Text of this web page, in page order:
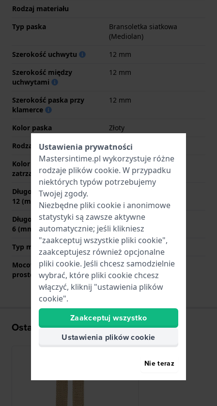
Rodzaj materiału
Typ paska
Bransoletka siatkowa
(Mediolan)
Szerokość uchwytu
12 mm
Szerokość między
uchwytami
12 mm
Szerokość paska przy
klamerce
12 mm
Kolor paska
Złoty
Rodzaj zapięcia
Zapięcie milanese
Kolor zapięcia
zatrzaskowego
Złoty
Długość paska na godzinie
12 (mm)
Długość paska na godzinie
6 (mm)
110 mm
Typ mocowania
Kołki sprężyste
Mocowanie za pomocą
prostego bolca
Tak
Ostatnio oglądane
Ustawienia prywatności
Mastersintime.pl wykorzystuje różne
rodzaje plików cookie. W przypadku
niektórych typów potrzebujemy
Twojej zgody.
Niezbędne pliki cookie i anonimowe
statystyki są zawsze aktywne
automatycznie; jeśli klikniesz
"zaakceptuj wszystkie pliki cookie",
zaakceptujesz również opcjonalne
pliki cookie. Jeśli chcesz samodzielnie
wybrać, które pliki cookie chcesz
włączyć, kliknij "ustawienia plików
cookie".
Zaakceptuj wszystko
Ustawienia plików cookie
Nie teraz